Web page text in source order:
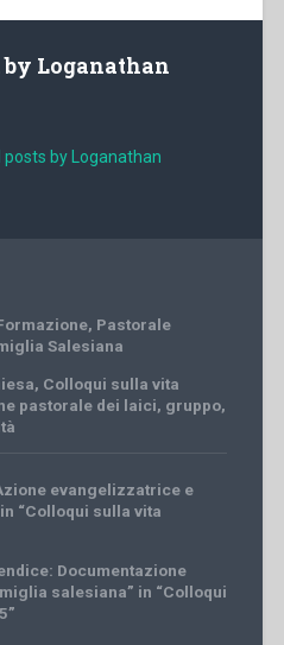
by Loganathan
posts by Loganathan
, Pastorale
Salesiana
, Colloqui sulla vita
pastorale dei laici, gruppo,
evangelizzatrice e
“Colloqui sulla vita
Documentazione
salesiana” in “Colloqui